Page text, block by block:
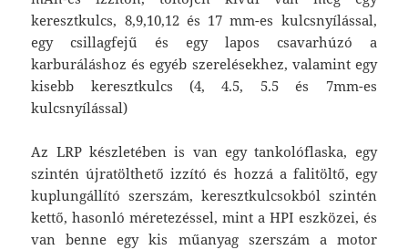
keresztkulcs, 8,9,10,12 és 17 mm-es kulcsnyílással,
egy csillagfejű és egy lapos csavarhúzó a
karburáláshoz és egyéb szerelésekhez, valamint egy
kisebb keresztkulcs (4, 4.5, 5.5 és 7mm-es
kulcsnyílással)
Az LRP készletében is van egy tankolóflaska, egy
szintén újratölthető izzító és hozzá a falitöltő, egy
kuplungállító szerszám, keresztkulcsokból szintén
kettő, hasonló méretezéssel, mint a HPI eszközei, és
van benne egy kis műanyag szerszám a motor